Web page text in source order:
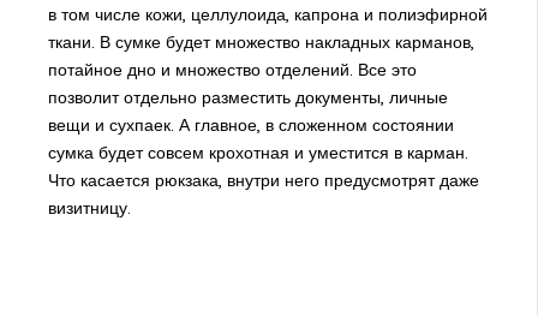
в том числе кожи, целлулоида, капрона и полиэфирной
ткани. В сумке будет множество накладных карманов,
потайное дно и множество отделений. Все это
позволит отдельно разместить документы, личные
вещи и сухпаек. А главное, в сложенном состоянии
сумка будет совсем крохотная и уместится в карман.
Что касается рюкзака, внутри него предусмотрят даже
визитницу.